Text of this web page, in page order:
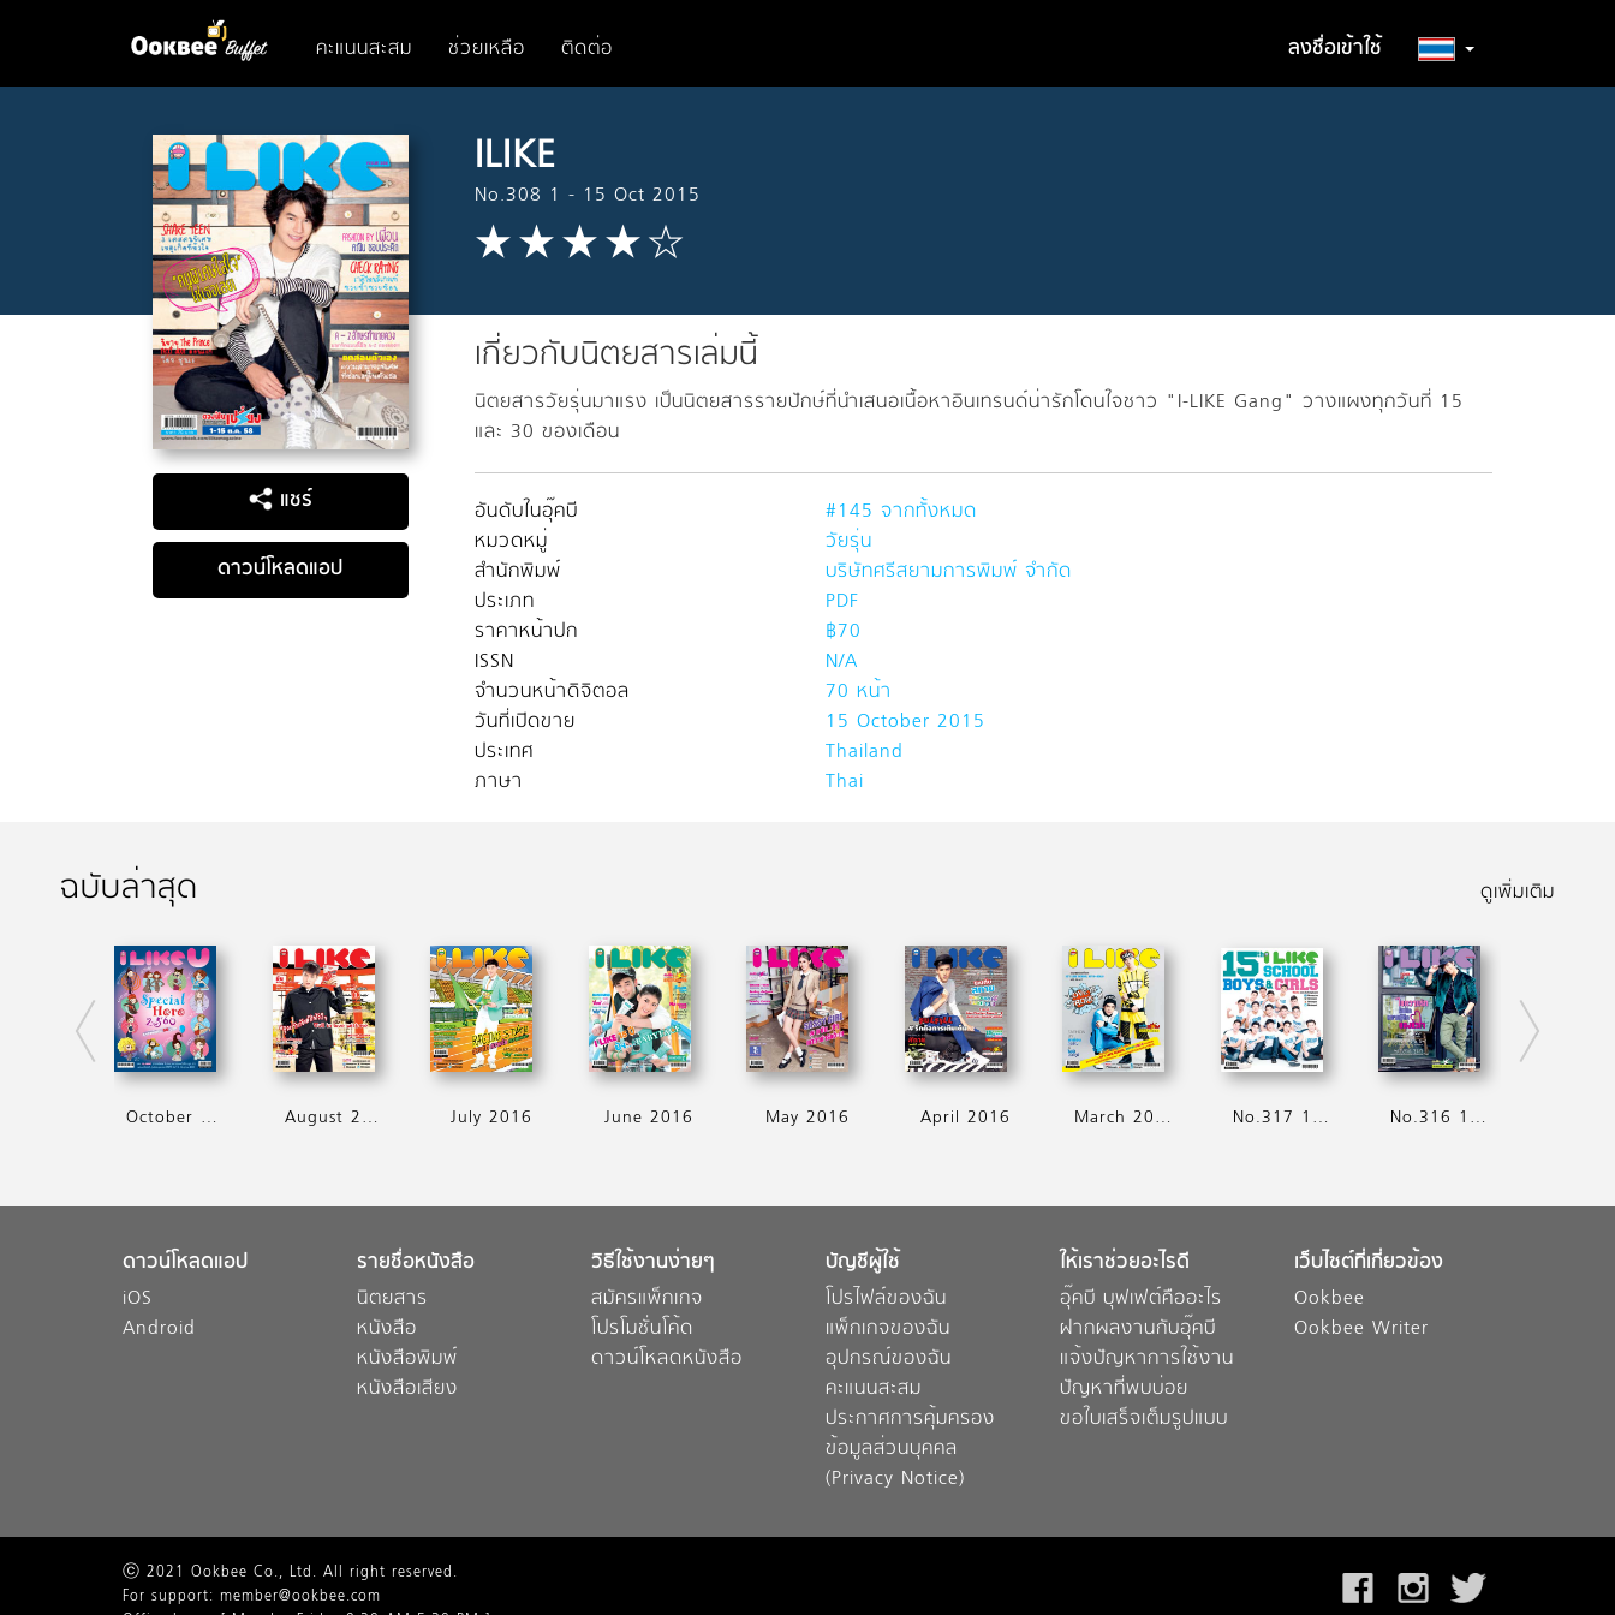
คะแนนสะสม ช่วยเหลือ ติดต่อ ลงชื่อเข้าใช้
แชร์
ดาวน์โหลดแอป
ILIKE
No.308 1 - 15 Oct 2015
เกี่ยวกับนิตยสารเล่มนี้
นิตยสารวัยรุ่นมาแรง เป็นนิตยสารรายปักษ์ที่นำเสนอเนื้อหาอินเทรนด์น่ารักโดนใจชาว "I-LIKE Gang" วางแผงทุกวันที่ 15
และ 30 ของเดือน
อันดับในอุ๊คบี
#145 จากทั้งหมด
หมวดหมู่
วัยรุ่น
สำนักพิมพ์
บริษัทศรีสยามการพิมพ์ จำกัด
ประเภท
PDF
ราคาหน้าปก
฿70
ISSN
N/A
จำนวนหน้าดิจิตอล
70 หน้า
วันที่เปิดขาย
15 October 2015
ประเทศ
Thailand
ภาษา
Thai
ฉบับล่าสุด ดูเพิ่มเติม
October 2016 August 2016 July 2016 June 2016 May 2016 April 2016 March 2016 No.317 16 - 31 Feb 2016 No.316 1 - 15 Feb 2016
ดาวน์โหลดแอป
iOS
Android
รายชื่อหนังสือ
นิตยสาร
หนังสือ
หนังสือพิมพ์
หนังสือเสียง
วิธีใช้งานง่ายๆ
สมัครแพ็กเกจ
โปรโมชั่นโค้ด
ดาวน์โหลดหนังสือ
บัญชีผู้ใช้
โปรไฟล์ของฉัน
แพ็กเกจของฉัน
อุปกรณ์ของฉัน
คะแนนสะสม
ประกาศการคุ้มครอง
ข้อมูลส่วนบุคคล
(Privacy Notice)
ให้เราช่วยอะไรดี
อุ๊คบี บุฟเฟต์คืออะไร
ฝากผลงานกับอุ๊คบี
แจ้งปัญหาการใช้งาน
ปัญหาที่พบบ่อย
ขอใบเสร็จเต็มรูปแบบ
เว็บไซต์ที่เกี่ยวข้อง
Ookbee
Ookbee Writer
ⓒ 2021 Ookbee Co., Ltd. All right reserved.
For support: member@ookbee.com